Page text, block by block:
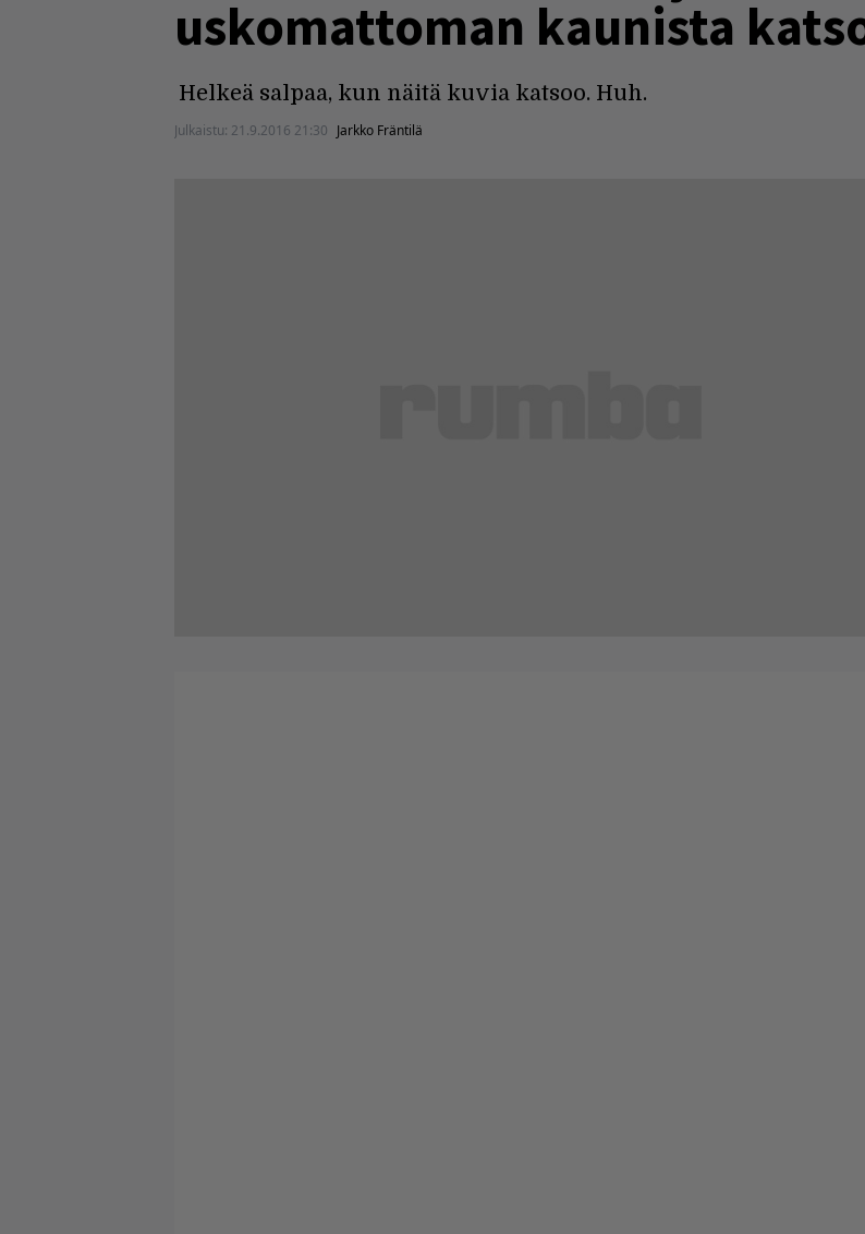
uskomattoman kaunista
Helkeä salpaa, kun näitä kuvia katsoo. Huh.
Julkaistu: 21.9.2016 21:30 Jarkko Fräntilä